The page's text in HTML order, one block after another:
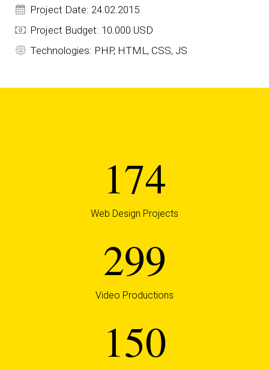
Project Date: 24.02.2015
Project Budget: 10.000 USD
Technologies: PHP, HTML, CSS, JS
174
Web Design Projects
299
Video Productions
150